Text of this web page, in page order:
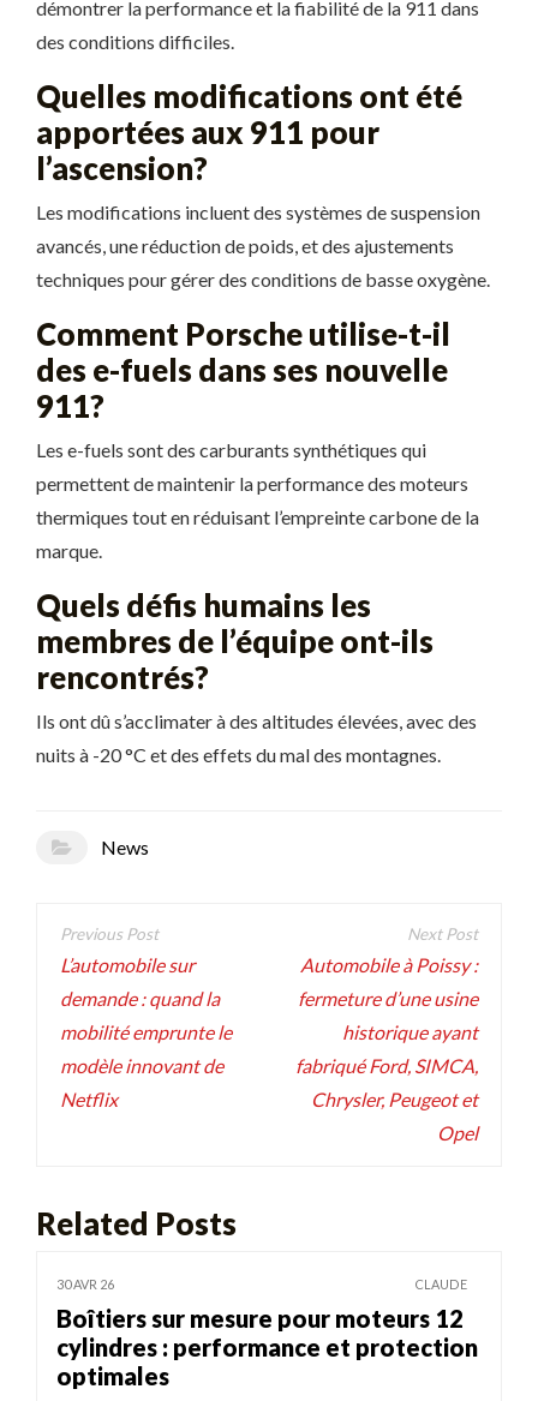
démontrer la performance et la fiabilité de la 911 dans
des conditions difficiles.
Quelles modifications ont été
apportées aux 911 pour
l’ascension?
Les modifications incluent des systèmes de suspension
avancés, une réduction de poids, et des ajustements
techniques pour gérer des conditions de basse oxygène.
Comment Porsche utilise-t-il
des e-fuels dans ses nouvelle
911?
Les e-fuels sont des carburants synthétiques qui
permettent de maintenir la performance des moteurs
thermiques tout en réduisant l’empreinte carbone de la
marque.
Quels défis humains les
membres de l’équipe ont-ils
rencontrés?
Ils ont dû s’acclimater à des altitudes élevées, avec des
nuits à -20 °C et des effets du mal des montagnes.
News
Navigation
de
l’article
L’automobile sur
demande : quand la
mobilité emprunte le
modèle innovant de
Netflix
Automobile à Poissy :
fermeture d’une usine
historique ayant
fabriqué Ford, SIMCA,
Chrysler, Peugeot et
Opel
Related Posts
30 AVR 26 CLAUDE
Boîtiers sur mesure pour moteurs 12
cylindres : performance et protection
optimales